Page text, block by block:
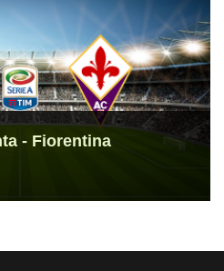
- Fiorentina